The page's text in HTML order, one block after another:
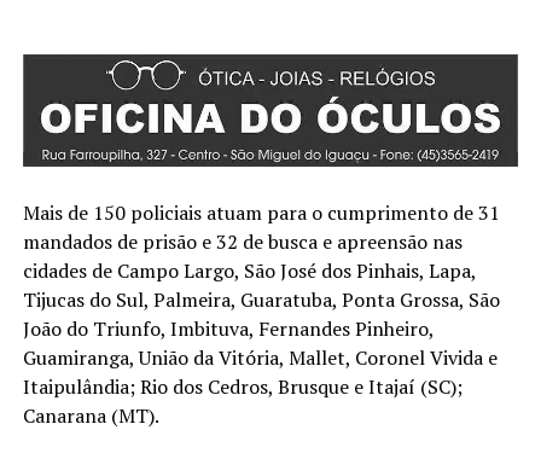
Mais de 150 policiais atuam para o cumprimento de 31
mandados de prisão e 32 de busca e apreensão nas
cidades de Campo Largo, São José dos Pinhais, Lapa,
Tijucas do Sul, Palmeira, Guaratuba, Ponta Grossa, São
João do Triunfo, Imbituva, Fernandes Pinheiro,
Guamiranga, União da Vitória, Mallet, Coronel Vivida e
Itaipulândia; Rio dos Cedros, Brusque e Itajaí (SC);
Canarana (MT).